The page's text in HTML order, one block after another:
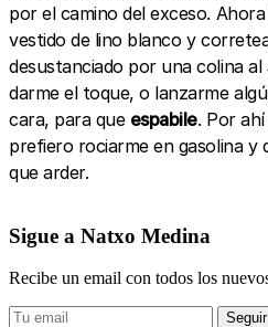
por el camino del exceso.
vestido de lino blanco y
desustanciado por una colina
darme el toque, o lanzarme
cara, para que espabile. Por
prefiero rociarme en gasolina y
que arder.
Sigue a Natxo Medina
Recibe un email con todos los